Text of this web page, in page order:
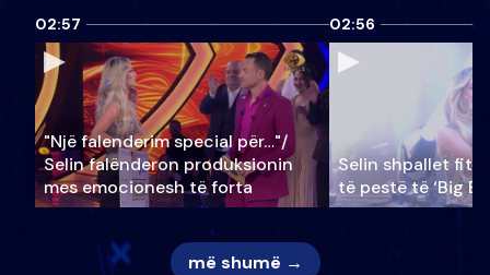
02:57
"Një falenderim special për…"/
Selin falënderon produksionin
mes emocionesh të forta
02:56
Selin shpallet
të pestë të ‘Big
më shumë →